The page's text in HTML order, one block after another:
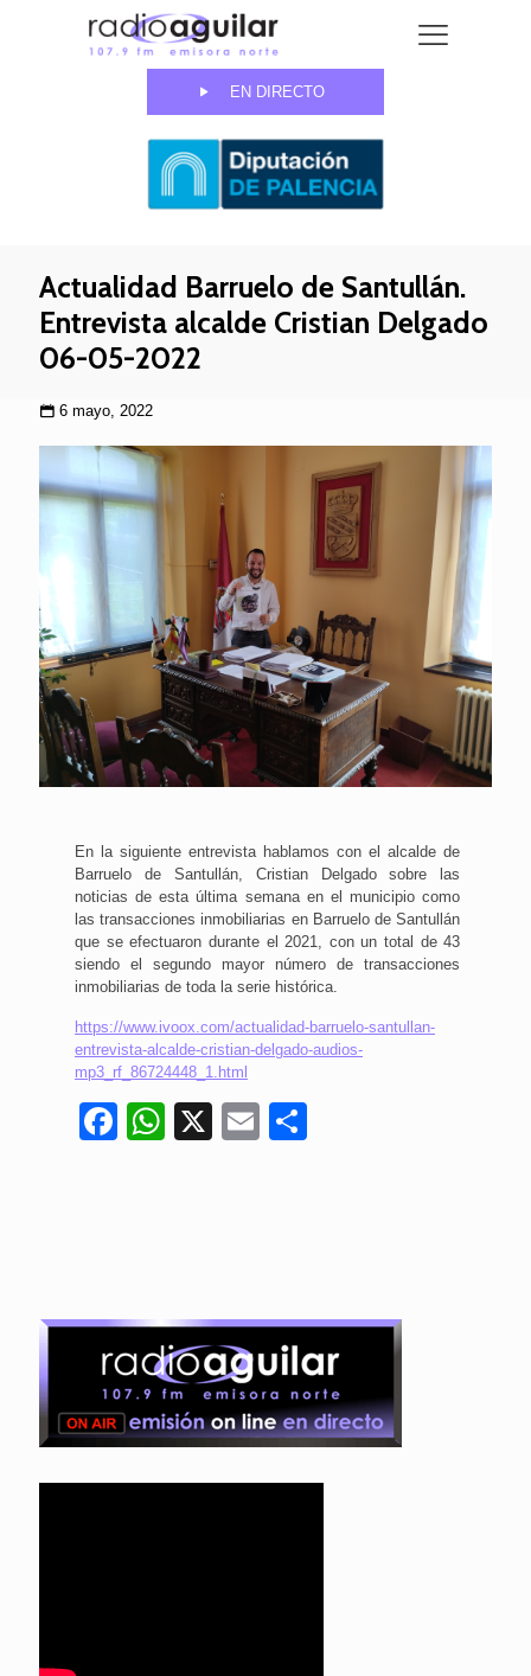
EN DIRECTO
Actualidad Barruelo de Santullán.
Entrevista alcalde Cristian Delgado
06-05-2022
6 mayo, 2022
En la siguiente entrevista hablamos con el alcalde de
Barruelo de Santullán, Cristian Delgado sobre las
noticias de esta última semana en el municipio como
las transacciones inmobiliarias en Barruelo de Santullán
que se efectuaron durante el 2021, con un total de 43
siendo el segundo mayor número de transacciones
inmobiliarias de toda la serie histórica.
https://www.ivoox.com/actualidad-barruelo-santullan-
entrevista-alcalde-cristian-delgado-audios-
mp3_rf_86724448_1.html
Facebook
WhatsApp
X Email